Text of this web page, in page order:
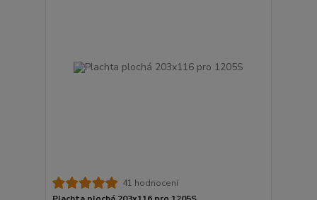
41 hodnocení